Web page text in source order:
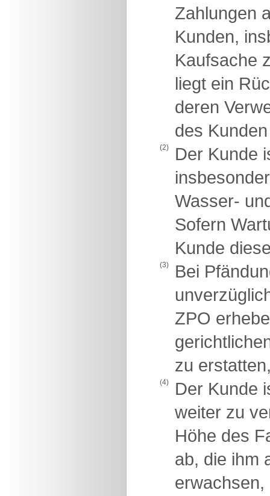
Zahlungen
Kunden,
Kaufsache
liegt ein
deren
des
(2)
Der Kunde
Wasser-
Sofern
Kunde
(3)
Bei
ZPO
zu
(4)
Der Kunde
weiter zu
Höhe des
ab, die ihm
erwachsen,